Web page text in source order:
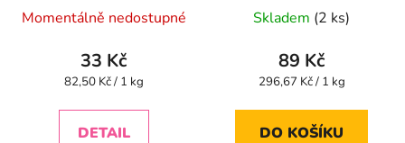
hodnocení
produktu
je
z
Momentálně nedostupné
33 Kč
Měrná
82,50 Kč / 1 kg
DETAIL
Skladem (2 ks)
89 Kč
Měrná
296,67 Kč / 1 kg
DO KOŠÍKU